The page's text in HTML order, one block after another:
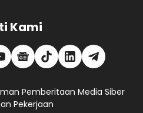
Kami
Pemberitaan Media Siber
Pekerjaan